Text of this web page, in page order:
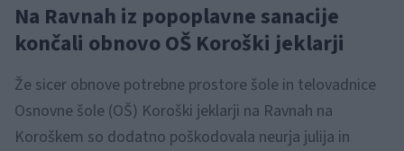
Na Ravnah iz popoplavne sanacije
končali obnovo OŠ Koroški jeklarji
Že sicer obnove potrebne prostore šole in telovadnice
Osnovne šole (OŠ) Koroški jeklarji na Ravnah na
Koroškem so dodatno poškodovala neurja julija in